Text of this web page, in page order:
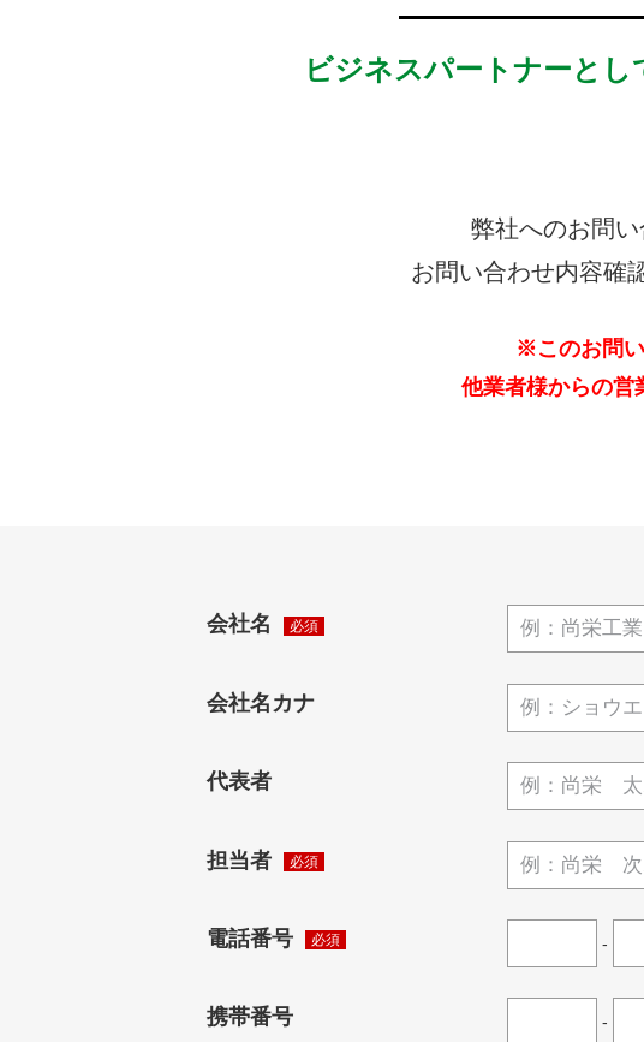
ビジネスパートナーとし
弊社へのお問
お問い合わせ内容確
※このお問い
他業者様からの営
会社名
会社名カナ
代表者
担当者
電話番号 -
携帯番号 -